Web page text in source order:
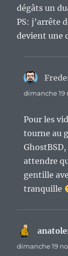
dégâts un
PS: j’arrête
devient une
dimanche 19
Pour les
tourne au
attendre
gentille
tranquille
dimanche 19